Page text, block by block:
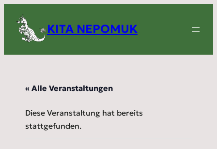
KITA NEPOMUK
« Alle Veranstaltungen
Diese Veranstaltung hat bereits
stattgefunden.